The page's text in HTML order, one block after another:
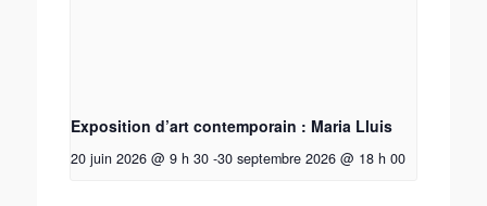
Exposition d’art contemporain : Maria Lluis
20 juin 2026 @ 9 h 30 -30 septembre 2026 @ 18 h 00